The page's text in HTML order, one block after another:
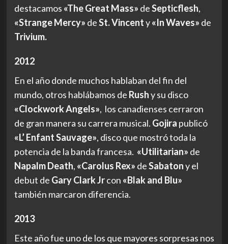
destacamos «The Great Mass» deSepticflesh,
«Strange Mercy» deSt. Vincenty«In Waves» de
Trivium.
2012
En el año donde muchos hablaban del fin del
mundo, otros hablábamos de Rushy su disco
«Clockwork Angels», los canadienses cerraron
de gran manera su carrera musical. Gojira publicó
«L’ Enfant Sauvage», disco que mostró toda la
potencia de la banda francesa. «Utilitarian» de
Napalm Death, «Carolus Rex» deSabatony el
debut de Gary Clark Jrcon «Blak and Blu»
también marcaron diferencia.
2013
Este año fue uno de los que mayores sorpresas nos